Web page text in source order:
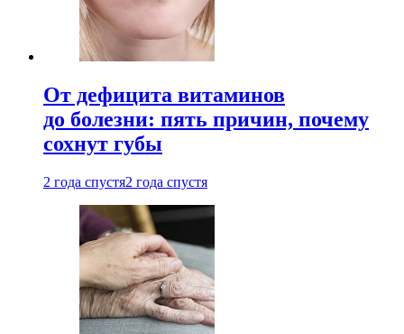
От дефицита витаминов
до болезни: пять причин, почему
сохнут губы
2 года спустя2 года спустя